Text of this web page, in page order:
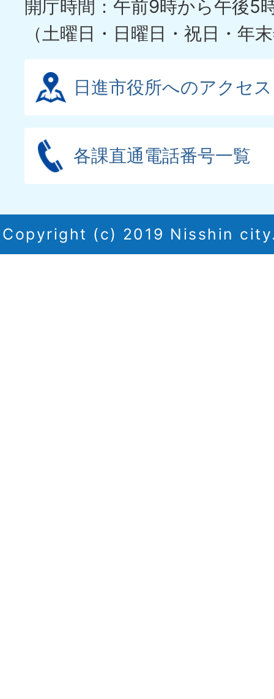
開庁時間：午前9時から午後5
（土曜日・日曜日・祝日・年
日進市役所へのアクセス
各課直通電話番号一覧
Copyright (c) 2019 Nisshin